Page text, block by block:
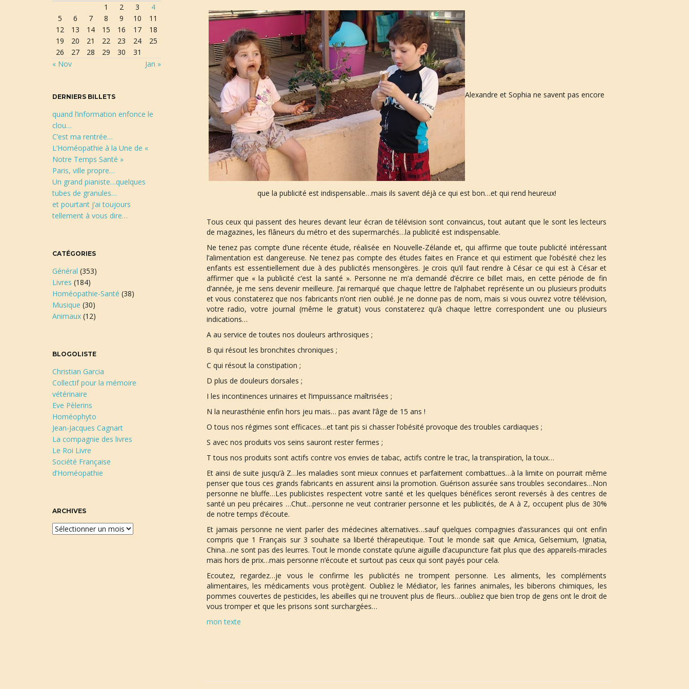
Alexandre et Sophia ne savent pas encore
que la publicité est indispensable…mais ils savent déjà ce qui est bon…et qui rend heureux!
Tous ceux qui passent des heures devant leur écran de télévision sont convaincus, tout autant que le sont les lecteurs
de magazines, les flâneurs du métro et des supermarchés…la publicité est indispensable.
Ne tenez pas compte d’une récente étude, réalisée en Nouvelle-Zélande et, qui affirme que toute publicité intéressant
l’alimentation est dangereuse. Ne tenez pas compte des études faites en France et qui estiment que l’obésité chez les
enfants est essentiellement due à des publicités mensongères. Je crois qu’il faut rendre à César ce qui est à César et
affirmer que « la publicité c’est la santé ». Personne ne m’a demandé d’écrire ce billet mais, en cette période de fin
d’année, je me sens devenir meilleure. J’ai remarqué que chaque lettre de l’alphabet représente un ou plusieurs produits
et vous constaterez que nos fabricants n’ont rien oublié. Je ne donne pas de nom, mais si vous ouvrez votre télévision,
votre radio, votre journal (même le gratuit) vous constaterez qu’à chaque lettre correspondent une ou plusieurs
indications…
A au service de toutes nos douleurs arthrosiques ;
B qui résout les bronchites chroniques ;
C qui résout la constipation ;
D plus de douleurs dorsales ;
I les incontinences urinaires et l’impuissance maîtrisées ;
N la neurasthénie enfin hors jeu mais… pas avant l’âge de 15 ans !
O tous nos régimes sont efficaces…et tant pis si chasser l’obésité provoque des troubles cardiaques ;
S avec nos produits vos seins sauront rester fermes ;
T tous nos produits sont actifs contre vos envies de tabac, actifs contre le trac, la transpiration, la toux…
Et ainsi de suite jusqu’à Z…les maladies sont mieux connues et parfaitement combattues…à la limite on pourrait même
penser que tous ces grands fabricants en assurent ainsi la promotion. Guérison assurée sans troubles secondaires…Non
personne ne bluffe…Les publicistes respectent votre santé et les quelques bénéfices seront reversés à des centres de
santé un peu précaires …Chut…personne ne veut contrarier personne et les publicités, de A à Z, occupent plus de 30%
de notre temps d’écoute.
Et jamais personne ne vient parler des médecines alternatives…sauf quelques compagnies d’assurances qui ont enfin
compris que 1 Français sur 3 souhaite sa liberté thérapeutique. Tout le monde sait que Arnica, Gelsemium, Ignatia,
China…ne sont pas des leurres. Tout le monde constate qu’une aiguille d’acupuncture fait plus que des appareils-miracles
mais hors de prix…mais personne n’écoute et surtout pas ceux qui sont payés pour cela.
Ecoutez, regardez…je vous le confirme les publicités ne trompent personne. Les aliments, les compléments
alimentaires, les médicaments vous protègent. Oubliez le Médiator, les farines animales, les biberons chimiques, les
pommes couvertes de pesticides, les abeilles qui ne trouvent plus de fleurs…oubliez que bien trop de gens ont le droit de
vous tromper et que les prisons sont surchargées…
mon texte
r
e
« Nov Jan »
1 2 3
4
5
6 7 8 9 10
11
12
13 14 15 16 17
18
19
20 21 22 23 24
25
26
27 28 29 30 31
DERNIERS BILLETS
quand l’information enfonce le
clou…
C’est ma rentrée…
L’Homéopathie à la Une de «
Notre Temps Santé »
Paris, ville propre…
Un grand pianiste…quelques
tubes de granules…
et pourtant j’ai toujours
tellement à vous dire…
CATÉGORIES
Général (353)
Livres (184)
Homéopathie-Santé (38)
Musique (30)
Animaux (12)
BLOGOLISTE
Christian Garcia
Collectif pour la mémoire
vétérinaire
Eve Pèlerins
Homéophyto
Jean-Jacques Cagnart
La compagnie des livres
Le Roi Livre
Société Française
d’Homéopathie
ARCHIVES
A